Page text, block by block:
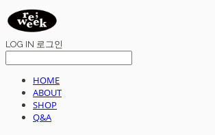
LOG IN 로그인
HOME
ABOUT
SHOP
Q&A